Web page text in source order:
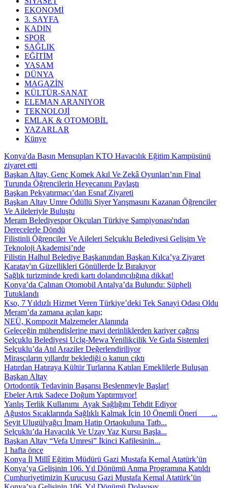
EKONOMİ
3. SAYFA
KADIN
SPOR
SAĞLIK
EĞİTİM
YAŞAM
DÜNYA
MAGAZİN
KÜLTÜR-SANAT
ELEMAN ARANIYOR
TEKNOLOJİ
EMLAK & OTOMOBİL
YAZARLAR
Künye
Konya'da Basın Mensupları KTO Havacılık Eğitim Kampüsünü
ziyaret etti
Başkan Altay, Genç Komek Akıl Ve Zekâ Oyunları’nın Final
Turunda Öğrencilerin Heyecanını Paylaştı
Başkan Pekyatırmacı’dan Esnaf Ziyareti
Başkan Altay Umre Ödüllü Siyer Yarışmasını Kazanan Öğrenciler
Ve Aileleriyle Buluştu
Meram Belediyespor Okçuları Türkiye Şampiyonası'ndan
Derecelerle Döndü
Filistinli Öğrenciler Ve Aileleri Selçuklu Belediyesi Gelişim Ve
Teknoloji Akademisi’nde
Filistin Halhul Belediye Başkanından Başkan Kılca’ya Ziyaret
Karatay'ın Güzellikleri Gönüllerde İz Bırakıyor
Sağlık turizminde kredi kartı dolandırıcılığına dikkat!
Konya’da Çalınan Otomobil Antalya’da Bulundu: Şüpheli
Tutuklandı
Kso, 7 Yıldızlı Hizmet Veren Türkiye’deki Tek Sanayi Odası Oldu
Meram’da zamana açılan kapı;
NEÜ, Kompozit Malzemeler Alanında
Geleceğin mühendislerine mavi derinliklerden kariyer çağrısı
Selçuklu Belediyesi Uclg-Mewa Yenilikçilik Ve Gıda Sistemleri
Selçuklu’da Atıl Araziler Değerlendiriliyor
Mirasçıların yıllardır beklediği o kanun çıktı
Hatırdan Hatıraya Kültür Turlarına Katılan Emeklilerle Buluşan
Başkan Altay
Ortodontik Tedavinin Başarısı Beslenmeyle Başlar!
Ebeler Artık Sadece Doğum Yaptırmıyor!
Yanlış Terlik Kullanımı Ayak Sağlığını Tehdit Ediyor
Ağustos Sıcaklarında Sağlıklı Kalmak İçin 10 Önemli Öneri ...
Seyit Ulugülyağcı İmam Hatip Ortaokuluna Tatb...
Selçuklu’da Havacılık Ve Uzay Yaz Kursu Başla...
Başkan Altay “Vefa Umresi” İkinci Kafilesinin...
1 hafta önce
Konya İl Millî Eğitim Müdürü Gazi Mustafa Kemal Atatürk’ün
Konya’ya Gelişinin 106. Yıl Dönümü Anma Programına Katıldı
Cumhuriyetimizin Kurucusu Gazi Mustafa Kemal Atatürk’ün